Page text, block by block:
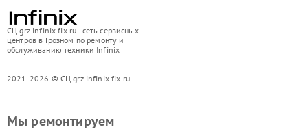
СЦ grz.infinix-fix.ru - сеть сервисных
центров в Грозном по ремонту и
обслуживанию техники Infinix
2021-2026 © СЦ grz.infinix-fix.ru
Мы ремонтируем